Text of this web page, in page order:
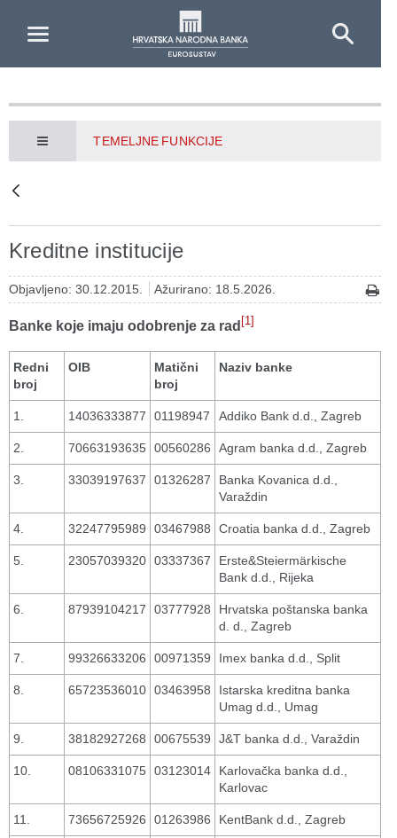
TEMELJNE FUNKCIJE
Kreditne institucije
Objavljeno: 30.12.2015. Ažurirano: 18.5.2026.
Banke koje imaju odobrenje za rad [1]
Redni
broj
OIB
Matični
broj
Naziv banke
1. 14036333877 01198947 Addiko Bank d.d., Zagreb
2. 70663193635 00560286 Agram banka d.d., Zagreb
3. 33039197637 01326287
Banka Kovanica d.d.,
Varaždin
4. 32247795989 03467988 Croatia banka d.d., Zagreb
5. 23057039320 03337367
Erste&Steiermärkische
Bank d.d., Rijeka
6. 87939104217 03777928
Hrvatska poštanska banka
d. d., Zagreb
7. 99326633206 00971359 Imex banka d.d., Split
8. 65723536010 03463958
Istarska kreditna banka
Umag d.d., Umag
9. 38182927268 00675539 J&T banka d.d., Varaždin
10. 08106331075 03123014
Karlovačka banka d.d.,
Karlovac
11. 73656725926 01263986 KentBank d.d., Zagreb